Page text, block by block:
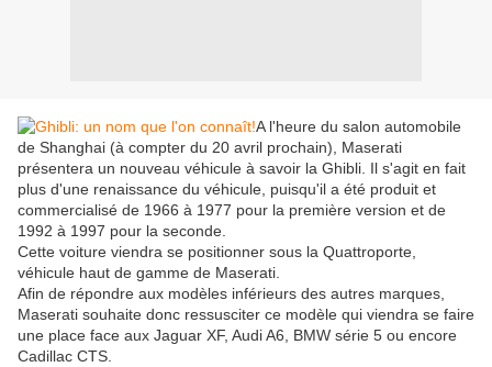
A l'heure du salon automobile
de Shanghai (à compter du 20 avril prochain), Maserati
présentera un nouveau véhicule à savoir la Ghibli. Il s'agit en fait
plus d'une renaissance du véhicule, puisqu'il a été produit et
commercialisé de 1966 à 1977 pour la première version et de
1992 à 1997 pour la seconde.
Cette voiture viendra se positionner sous la Quattroporte,
véhicule haut de gamme de Maserati.
Afin de répondre aux modèles inférieurs des autres marques,
Maserati souhaite donc ressusciter ce modèle qui viendra se faire
une place face aux Jaguar XF, Audi A6, BMW série 5 ou encore
Cadillac CTS.